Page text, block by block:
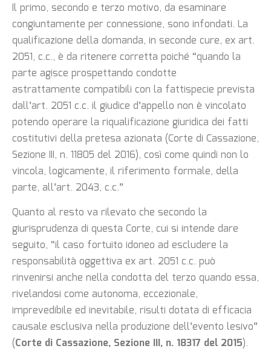
Il primo, secondo e terzo motivo, da esaminare
congiuntamente per connessione, sono infondati. La
qualificazione della domanda, in seconde cure, ex art.
2051, c.c., è da ritenere corretta poiché “quando la
parte agisce prospettando condotte
astrattamente compatibili con la fattispecie prevista
dall’art. 2051 c.c. il giudice d’appello non è vincolato
potendo operare la riqualificazione giuridica dei fatti
costitutivi della pretesa azionata (Corte di Cassazione,
Sezione III, n. 11805 del 2016), così come quindi non lo
vincola, logicamente, il riferimento formale, della
parte, all’art. 2043, c.c.”
Quanto al resto va rilevato che secondo la
giurisprudenza di questa Corte, cui si intende dare
seguito, “il caso fortuito idoneo ad escludere la
responsabilità oggettiva ex art. 2051 c.c. può
rinvenirsi anche nella condotta del terzo quando essa,
rivelandosi come autonoma, eccezionale,
imprevedibile ed inevitabile, risulti dotata di efficacia
causale esclusiva nella produzione dell’evento lesivo”
(Corte di Cassazione, Sezione III, n. 18317 del 2015).